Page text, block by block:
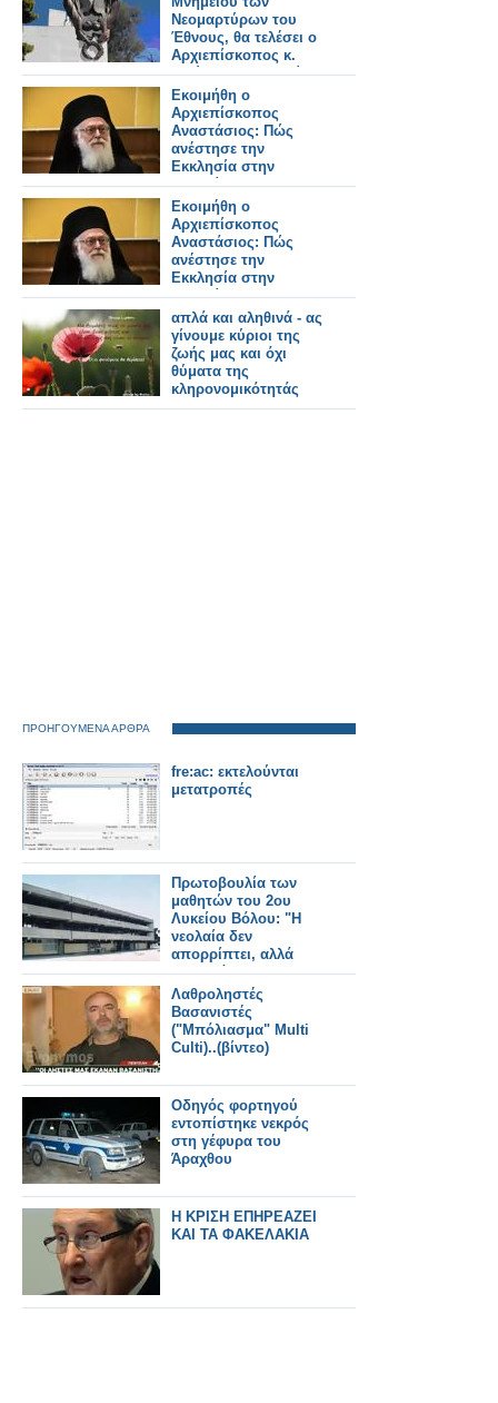
τώρα σε Εσάς…
Νεομαρτύρων του
Έθνους, θα τελέσει ο
Αρχιεπίσκοπος κ.
Ιερώνυμος την Τρίτη
7 Οκτωβρίου 2025,
στην Αθήνα.
Εκοιμήθη ο
Αρχιεπίσκοπος
Αναστάσιος: Πώς
ανέστησε την
Εκκλησία στην
Αλβανία, τι
κληρονομιά αφήνει
Εκοιμήθη ο
Αρχιεπίσκοπος
Αναστάσιος: Πώς
ανέστησε την
Εκκλησία στην
Αλβανία, τι
κληρονομιά αφήνει
απλά και αληθινά - ας
γίνουμε κύριοι της
ζωής μας και όχι
θύματα της
κληρονομικότητάς
μας!
ΠΡΟΗΓΟΥΜΕΝΑ ΑΡΘΡΑ
fre:ac: εκτελούνται
μετατροπές
Πρωτοβουλία των
μαθητών του 2ου
Λυκείου Βόλου: "Η
νεολαία δεν
απορρίπτει, αλλά
αναζητά"
Λαθροληστές
Βασανιστές
("Μπόλιασμα" Multi
Culti)..(βίντεο)
Οδηγός φορτηγού
εντοπίστηκε νεκρός
στη γέφυρα του
Άραχθου
Η ΚΡΙΣΗ ΕΠΗΡΕΑΖΕΙ
ΚΑΙ ΤΑ ΦΑΚΕΛΑΚΙΑ